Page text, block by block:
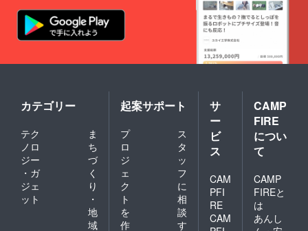
カテゴリー
テク
ノロ
ジー
・ガ
ジェ
ット
ま
ち
づ
く
り
・
地
域
起案サポート
プ
ロ
ジ
ェ
ク
ト
を
作
ス
タ
ッ
フ
に
相
談
す
サ
ー
ビ
ス
CAM
PFI
RE
CAM
CAMP
FIRE
につい
て
CAMP
FIREと
は
あんし